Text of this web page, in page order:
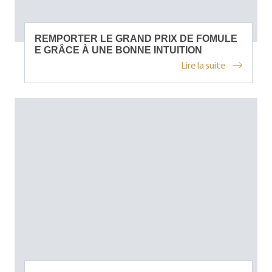
REMPORTER LE GRAND PRIX DE FOMULE
E GRÂCE À UNE BONNE INTUITION
Lire la suite